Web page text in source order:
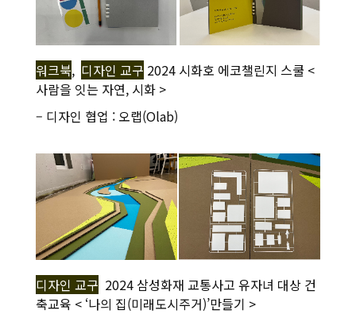
워크북, 디자인 교구 2024 시화호 에코챌린지 스쿨 <
사람을 잇는 자연, 시화 >
– 디자인 협업 : 오랩(Olab)
디자인 교구 2024 삼성화재 교통사고 유자녀 대상 건
축교육 < ‘나의 집(미래도시주거)’만들기 >